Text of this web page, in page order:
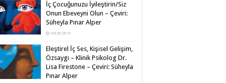
İç Çocuğunuzu İyileştirin/Siz
Onun Ebeveyni Olun – Çeviri:
Süheyla Pınar Alper
09/20/2019
Eleştirel İç Ses, Kişisel Gelişim,
Özsaygı – Klinik Psikolog Dr.
Lisa Firestone – Çeviri: Süheyla
Pınar Alper